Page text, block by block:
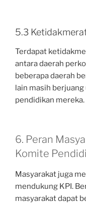
5.3
Terdapat
antara daerah
beberapa daerah
lain masih
pendidikan mereka.
6. Peran
Komite
Masyarakat juga
mendukung KPI.
masyarakat dapat